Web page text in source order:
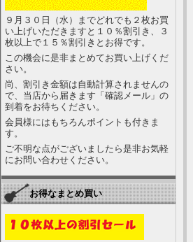
９月３０日（水）までどれでも２枚お買
い上げいただきますと１０％割引き、３
枚以上で１５％割引きとお得です。
この機会に是非まとめてお買い上げくだ
さい。
尚、割引き金額は自動計算されませんの
で、当店から届きます「確認メール」の
到着をお待ちください。
会員様にはもちろんポイントも付きま
す。
ご不明な点がございましたら是非お気軽
にお問い合わせください。
お得なまとめ買い